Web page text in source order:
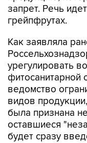
запрет. Речь
грейпфрутах.
Как заявляла
урегулировать
фитосанитарной
ведомство
видов
была признана
оставшиеся
будет сразу